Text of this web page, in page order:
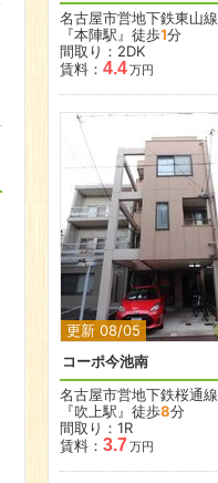
名古屋市営地下鉄東山線
『本陣駅』徒歩1分
間取り：2DK
賃料： 4.4万円
更新 08/05
コーポ今池南
名古屋市営地下鉄桜通線
『吹上駅』徒歩8分
間取り：1R
賃料： 3.7万円